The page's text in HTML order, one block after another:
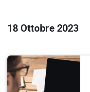
18 Ottobre 2023